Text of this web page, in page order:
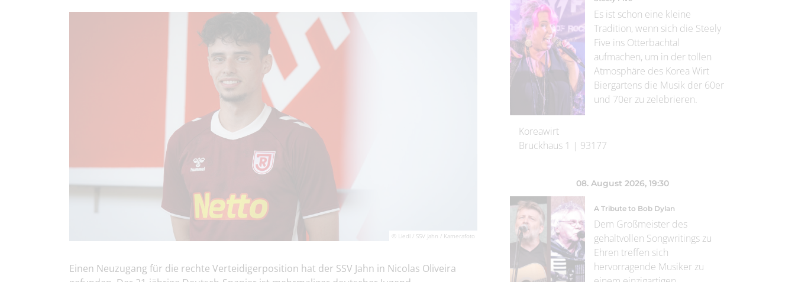
© Liedl / SSV Jahn / Kamerafoto
Einen Neuzugang für die rechte Verteidigerposition hat der SSV Jahn in Nicolas Oliveira
Es ist schon eine kleine
Tradition, wenn sich die Steely
Five ins Otterbachtal
aufmachen, um in der tollen
Atmosphäre des Korea Wirt
Biergartens die Musik der 60er
und 70er zu zelebrieren.
Koreawirt
Bruckhaus 1 | 93177
08. August 2026, 19:30
A Tribute to Bob Dylan
Dem Großmeister des
gehaltvollen Songwritings zu
Ehren treffen sich
hervorragende Musiker zu